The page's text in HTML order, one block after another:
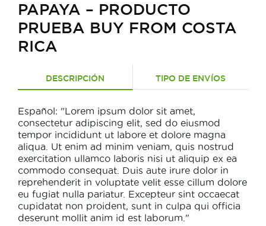
PAPAYA – PRODUCTO
PRUEBA BUY FROM COSTA
RICA
DESCRIPCIÓN TIPO DE ENVÍOS
Español: "Lorem ipsum dolor sit amet,
consectetur adipiscing elit, sed do eiusmod
tempor incididunt ut labore et dolore magna
aliqua. Ut enim ad minim veniam, quis nostrud
exercitation ullamco laboris nisi ut aliquip ex ea
commodo consequat. Duis aute irure dolor in
reprehenderit in voluptate velit esse cillum dolore
eu fugiat nulla pariatur. Excepteur sint occaecat
cupidatat non proident, sunt in culpa qui officia
deserunt mollit anim id est laborum."